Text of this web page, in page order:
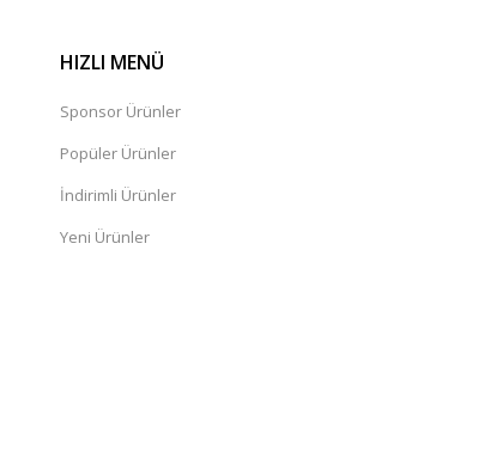
HIZLI MENÜ
Sponsor Ürünler
Popüler Ürünler
İndirimli Ürünler
Yeni Ürünler